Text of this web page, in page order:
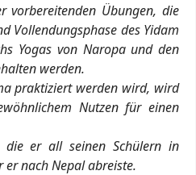
vorbereitenden Übungen, die
Vollendungsphase des Yidam
Yogas von Naropa und den
werden.
praktiziert werden wird, wird
Nutzen für einen
die er all seinen Schülern in
nach Nepal abreiste.